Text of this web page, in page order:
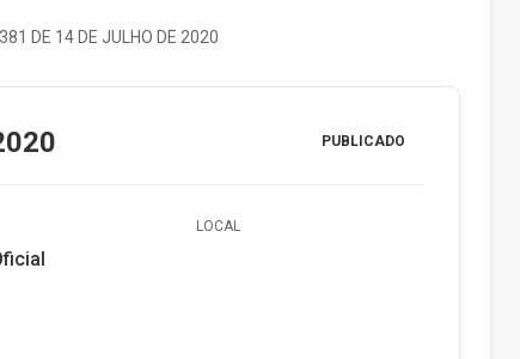
DE 14 DE JULHO DE 2020
PUBLICADO
LOCAL